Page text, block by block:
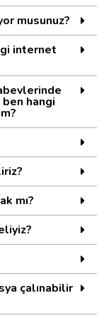
musunuz?
internet
hangi
mı?
çalınabilir